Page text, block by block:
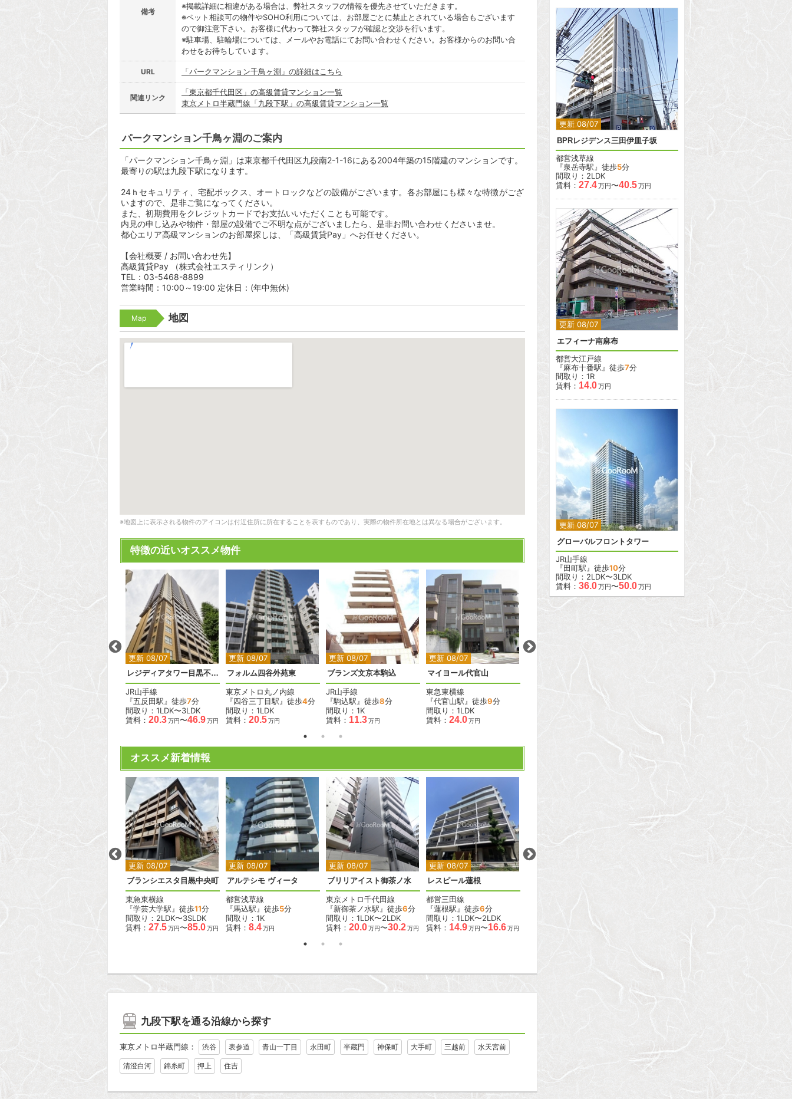
備考
※掲載詳細に相違がある場合は、弊社スタッフの情報を優先させていただきます。
※ペット相談可の物件やSOHO利用については、お部屋ごとに禁止とされている場合もございます
ので御注意下さい。お客様に代わって弊社スタッフが確認と交渉を行います。
※駐車場、駐輪場については、メールやお電話にてお問い合わせください。お客様からのお問い合
わせをお待ちしています。
URL 「パークマンション千鳥ヶ淵」の詳細はこちら
関連リンク
「東京都千代田区」の高級賃貸マンション一覧
東京メトロ半蔵門線「九段下駅」の高級賃貸マンション一覧
パークマンション千鳥ヶ淵のご案内
「パークマンション千鳥ヶ淵」は東京都千代田区九段南2-1-16にある2004年築の15階建のマンションです。
最寄りの駅は九段下駅になります。
24ｈセキュリティ、宅配ボックス、オートロックなどの設備がございます。各お部屋にも様々な特徴がござ
いますので、是非ご覧になってください。
また、初期費用をクレジットカードでお支払いいただくことも可能です。
内見の申し込みや物件・部屋の設備でご不明な点がございましたら、是非お問い合わせくださいませ。
都心エリア高級マンションのお部屋探しは、「高級賃貸Pay」へお任せください。
【会社概要 / お問い合わせ先】
高級賃貸Pay （株式会社エスティリンク）
TEL：03-5468-8899
営業時間：10:00～19:00 定休日：(年中無休)
Map 地図
※地図上に表示される物件のアイコンは付近住所に所在することを表すものであり、実際の物件所在地とは異なる場合がございます。
特徴の近いオススメ物件
更新 08/07
2 2
レジディアタワー目黒不動前
JR山手線
『五反田駅』徒歩7分
間取り：1LDK〜3LDK
賃料： 20.3万円〜46.9万円
更新 08/07
2
フォルム四谷外苑東
東京メトロ丸ノ内線
『四谷三丁目駅』徒歩4分
間取り：1LDK
賃料： 20.5万円
更新 08/07
ブランズ文京本駒込
JR山手線
『駒込駅』徒歩8分
間取り：1K
賃料： 11.3万円
更新 08/07
2
マイヨール代官山
東急東横線
『代官山駅』徒歩9分
間取り：1LDK
賃料： 24.0万円
D’クラディア目黒本町
7
賃料：
オススメ新着情報
38.0
更新 08/07
2
ブランシエスタ目黒中央町
東急東横線
『学芸大学駅』徒歩11分
間取り：2LDK〜3SLDK
賃料： 27.5万円〜85.0万円
更新 08/07
2
アルテシモ ヴィータ
都営浅草線
『馬込駅』徒歩5分
間取り：1K
賃料： 8.4万円
更新 08/07
2
ブリリアイスト御茶ノ水
東京メトロ千代田線
『新御茶ノ水駅』徒歩6分
間取り：1LDK〜2LDK
賃料： 20.0万円〜30.2万円
更新 08/07
2 2
レスピール蓮根
都営三田線
『蓮根駅』徒歩6分
間取り：1LDK〜2LDK
賃料： 14.9万円〜16.6万円
『尾山台駅』徒歩
19.0
九段下駅を通る沿線から探す
東京メトロ半蔵門線： 渋谷 表参道 青山一丁目 永田町 半蔵門 神保町 大手町 三越前 水天宮前
清澄白河 錦糸町 押上 住吉
更新 08/07
2 2
BPRレジデンス三田伊皿子坂
都営浅草線
『泉岳寺駅』徒歩5分
間取り：2LDK
賃料： 27.4万円〜40.5万円
更新 08/07
2
エフィーナ南麻布
都営大江戸線
『麻布十番駅』徒歩7分
間取り：1R
賃料： 14.0万円
更新 08/07
2
グローバルフロントタワー
JR山手線
『田町駅』徒歩10分
間取り：2LDK〜3LDK
賃料： 36.0万円〜50.0万円